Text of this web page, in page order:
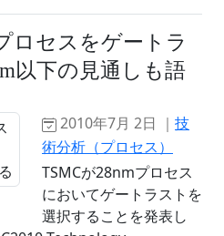
ロセスをゲートラ
以下の見通しも語
2010年7月 2日 ｜ 技
術分析（プロセス）
TSMCが28nmプロセス
においてゲートラストを
選択することを発表し